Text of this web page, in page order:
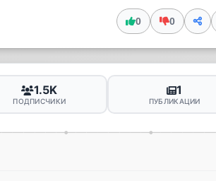
0 0
1.5K
ПОДПИСЧИКИ
1
ПУБЛИКАЦИИ